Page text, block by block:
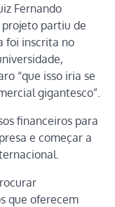
Fernando
partiu de
foi inscrita no
“que isso iria se
gigantesco”.
financeiros para
e começar a
que oferecem